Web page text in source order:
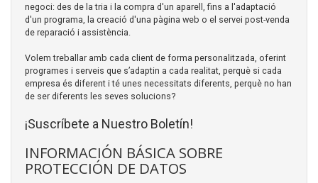
negoci: des de la tria i la compra d'un aparell, fins a l'adaptació
d'un programa, la creació d'una pàgina web o el servei post-venda
de reparació i assistència.
Volem treballar amb cada client de forma personalitzada, oferint
programes i serveis que s’adaptin a cada realitat, perquè si cada
empresa és diferent i té unes necessitats diferents, perquè no han
de ser diferents les seves solucions?
¡Suscríbete a Nuestro Boletín!
INFORMACIÓN BÁSICA SOBRE
PROTECCIÓN DE DATOS